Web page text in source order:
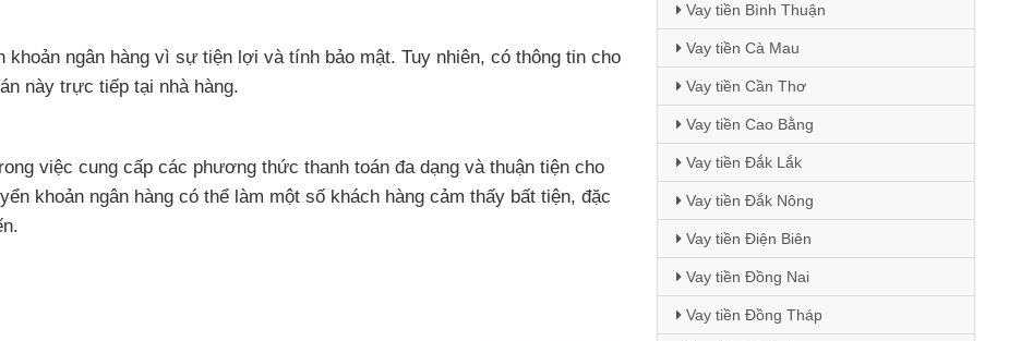
khoản ngân hàng vì sự tiện lợi và tính bảo mật. Tuy nhiên, có thông tin cho
này trực tiếp tại nhà hàng.
việc cung cấp các phương thức thanh toán đa dạng và thuận tiện cho
khoản ngân hàng có thể làm một số khách hàng cảm thấy bất tiện, đặc
Vay tiền Bình Thuận
Vay tiền Cà Mau
Vay tiền Cần Thơ
Vay tiền Cao Bằng
Vay tiền Đắk Lắk
Vay tiền Đắk Nông
Vay tiền Điện Biên
Vay tiền Đồng Nai
Vay tiền Đồng Tháp